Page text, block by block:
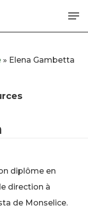
» Elena Gambetta
diplôme en
direction à
de Monselice.